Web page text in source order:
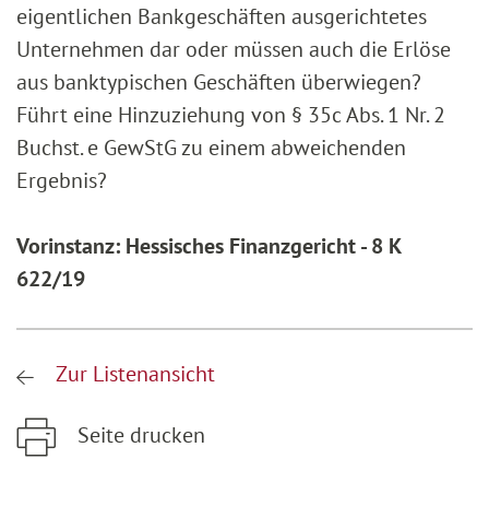
eigentlichen Bankgeschäften ausgerichtetes
Unternehmen dar oder müssen auch die Erlöse
aus banktypischen Geschäften überwiegen?
Führt eine Hinzuziehung von § 35c Abs. 1 Nr. 2
Buchst. e GewStG zu einem abweichenden
Ergebnis?
Vorinstanz: Hessisches Finanzgericht - 8 K
622/19
Zur Listenansicht
Seite drucken